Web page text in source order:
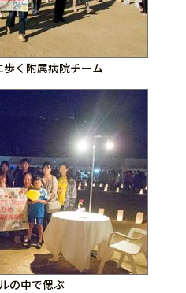
く附属病院チーム
の中で偲ぶ